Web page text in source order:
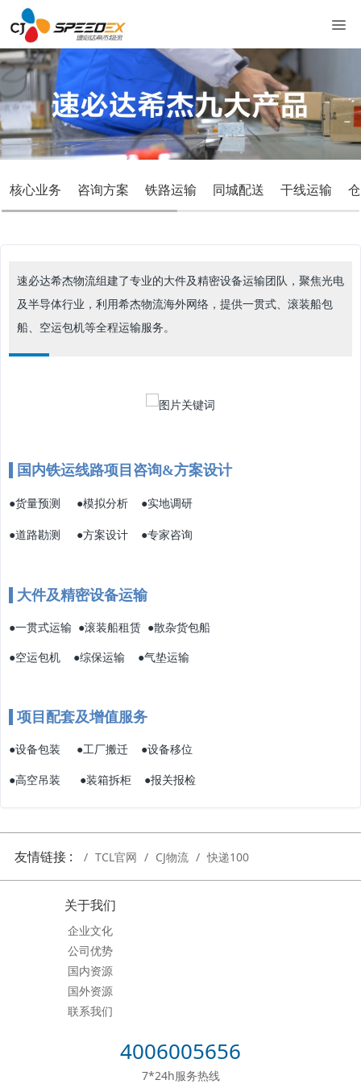
核心业务 咨询方案 铁路运输 同城配送 干线运输
速必达希杰物流组建了专业的大件及精密设备运输团队，聚焦光电
及半导体行业，利用希杰物流海外网络，提供一贯式、滚装船包
船、空运包机等全程运输服务。
国内铁运线路项目咨询&方案设计
●货量预测 ●模拟分析 ●实地调研
●道路勘测 ●方案设计 ●专家咨询
大件及精密设备运输
●一贯式运输 ●滚装船租赁 ●散杂货包船
●空运包机 ●综保运输 ●气垫运输
项目配套及增值服务
●设备包装 ●工厂搬迁 ●设备移位
●高空吊装 ●装箱拆柜 ●报关报检
友情链接 : TCL官网 CJ物流 快递100
关于我们
企业文化
公司优势
国内资源
国外资源
联系我们
4006005656
7*24h服务热线